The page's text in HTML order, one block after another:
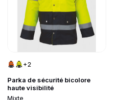
Parka de sécurité bicolore
haute visibilité
Mixte
+2